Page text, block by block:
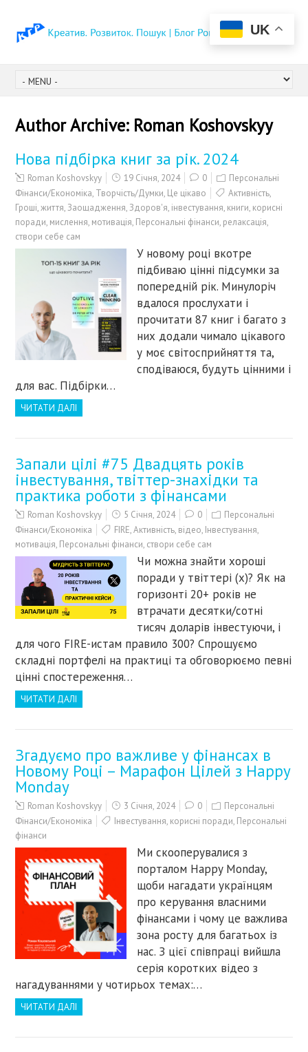
Author Archive: Roman Koshovskyy
Нова підбірка книг за рік. 2024
Roman Koshovskyy 19 Січня, 2024 0
Персональні
Фінанси/Економіка, Творчість/Думки, Це цікаво Активність,
Гроші,життя,Заощадження,Здоров'я, інвестування, книги, корисні
поради, мислення, мотивація, Персональні фінанси, релаксація,
створи себе сам
У новому році вкотре
підбиваю цінні підсумки за
попередній рік. Минулоріч
вдалося прослухати і
прочитати 87 книг і багато з
них додали чимало цікавого
у моє світосприйняття та,
сподіваюся, будуть цінними і
для вас. Підбірки…
ЧИТАТИ ДАЛІ
Запали цілі #75 Двадцять років
інвестування, твіттер-знахідки та
практика роботи з фінансами
Roman Koshovskyy 5 Січня, 2024 0
Персональні
Фінанси/Економіка
FIRE,Активність, відео, Інвестування,
мотивація, Персональні фінанси, створи себе сам
Чи можна знайти хороші
поради у твіттері (х)? Як на
горизонті 20+ років не
втрачати десятки/сотні
тисяч доларів інвестуючи, і
для чого FIRE-истам правило 300? Спрощуємо
складні портфелі на практиці та обговорюємо певні
цінні спостереження…
ЧИТАТИ ДАЛІ
Згадуємо про важливе у фінансах в
Новому Році – Марафон Цілей з Happy
Monday
Roman Koshovskyy 3 Січня, 2024 0
Персональні
Фінанси/Економіка
Інвестування, корисні поради, Персональні
фінанси
Ми скооперувалися з
порталом Happy Monday,
щоби нагадати українцям
про керування власними
фінансами і чому це важлива
зона росту для багатьох із
нас. З цієї співпраці вийшла
серія коротких відео з
нагадуваннями у чотирьох темах:…
ЧИТАТИ ДАЛІ
UK